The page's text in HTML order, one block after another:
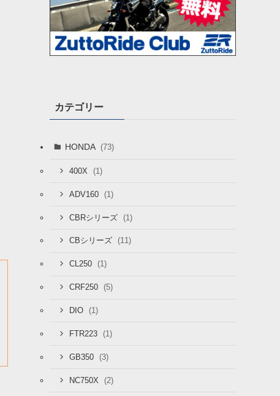
カテゴリー
HONDA (73)
400X (1)
ADV160 (1)
CBRシリーズ (1)
CBシリーズ (11)
CL250 (1)
CRF250 (5)
DIO (1)
FTR223 (1)
GB350 (3)
NC750X (2)